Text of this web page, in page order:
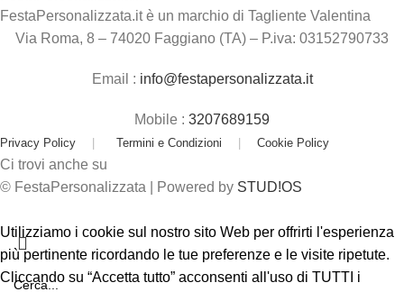
FestaPersonalizzata.it è un marchio di Tagliente Valentina
Via Roma, 8 – 74020 Faggiano (TA) – P.iva: 03152790733
Email : info@festapersonalizzata.it
Mobile : 3207689159
Privacy Policy | Termini e Condizioni | Cookie Policy
Ci trovi anche su
© FestaPersonalizzata | Powered by STUD!OS
Utilizziamo i cookie sul nostro sito Web per offrirti l'esperienza
più pertinente ricordando le tue preferenze e le visite ripetute.
Cliccando su “Accetta tutto” acconsenti all'uso di TUTTI i